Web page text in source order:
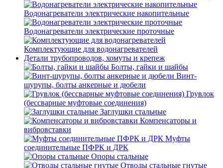
Водонагреватели электрические накопительные
Водонагреватели электрические проточные
Комплектующие для водонагревателей
Детали трубопроводов, хомуты и крепеж
Болты, гайки и шайбы
Винт-
шурупы, болты анкерные и дюбели
Грувлок
(бессварные муфтовые соединения)
Заглушки стальные
Компенсаторы и
вибровставки
Муфты
соединительные ПФРК и ДРК
Опоры стальные
Отводы стальные гнутые